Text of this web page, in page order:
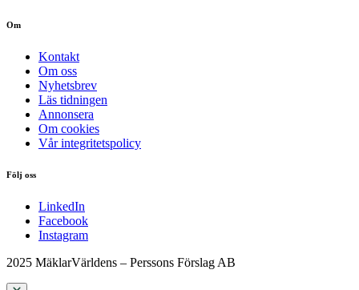
Om
Kontakt
Om oss
Nyhetsbrev
Läs tidningen
Annonsera
Om cookies
Vår integritetspolicy
Följ oss
LinkedIn
Facebook
Instagram
2025 MäklarVärldens – Perssons Förslag AB